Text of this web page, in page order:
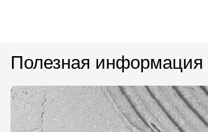
Полезная информация